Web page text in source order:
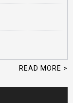
READ MORE >